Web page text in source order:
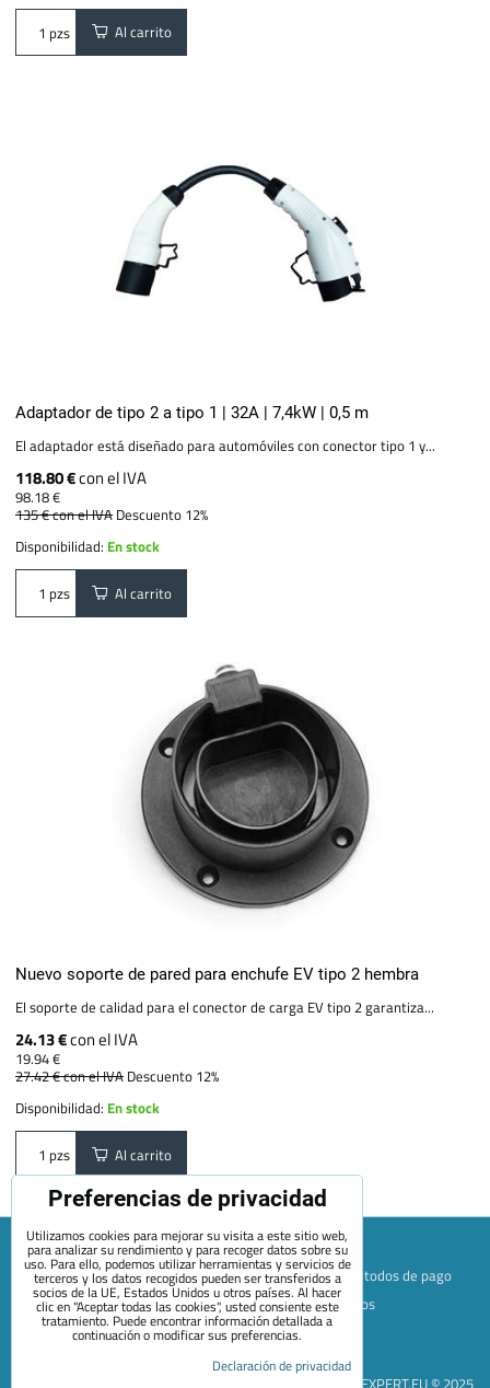
pzs Al carrito
Adaptador de tipo 2 a tipo 1 | 32A | 7,4kW | 0,5 m
El adaptador está diseñado para automóviles con conector tipo 1 y...
118.80 €con el IVA
98.18 €
135 €con el IVA Descuento 12%
Disponibilidad: En stock
pzs Al carrito
Nuevo soporte de pared para enchufe EV tipo 2 hembra
El soporte de calidad para el conector de carga EV tipo 2 garantiza...
24.13 €con el IVA
19.94 €
27.42 €con el IVA Descuento 12%
Disponibilidad: En stock
pzs Al carrito
Mapa de la página web Términos y condiciones
Métodos de pago
Envío y devolución
+420 722 689 252
Quiénes somos
Contacto
Blog
Declaración de privacidad
EVEXPERT.EU © 2025
Preferencias de privacidad
Utilizamos cookies para mejorar su visita a este sitio web,
para analizar su rendimiento y para recoger datos sobre su
uso. Para ello, podemos utilizar herramientas y servicios de
terceros y los datos recogidos pueden ser transferidos a
socios de la UE, Estados Unidos u otros países. Al hacer
clic en "Aceptar todas las cookies", usted consiente este
tratamiento. Puede encontrar información detallada a
continuación o modificar sus preferencias.
Declaración de privacidad